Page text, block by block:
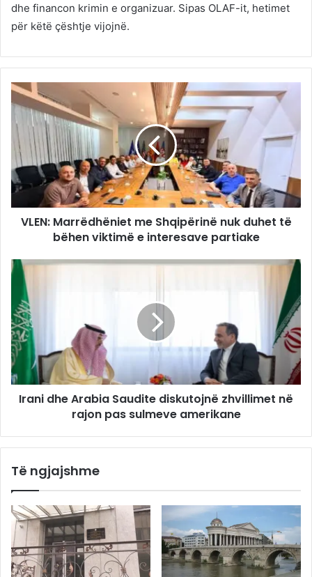
dhe financon krimin e organizuar. Sipas OLAF-it, hetimet
për këtë çështje vijojnë.
VLEN: Marrëdhëniet me Shqipërinë nuk duhet të
bëhen viktimë e interesave partiake
Irani dhe Arabia Saudite diskutojnë zhvillimet në
rajon pas sulmeve amerikane
Të ngjajshme